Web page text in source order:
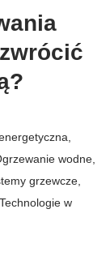
wodne
grzewcze
Technologie w